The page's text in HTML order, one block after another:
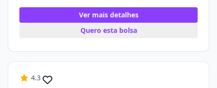
Ver mais detalhes
Quero esta bolsa
4.3